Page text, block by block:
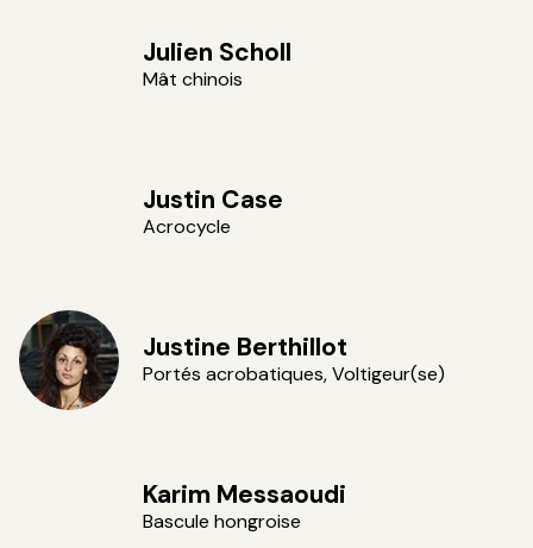
Julien Scholl
Mât chinois
Justin Case
Acrocycle
Justine Berthillot
Portés acrobatiques, Voltigeur(se)
Karim Messaoudi
Bascule hongroise